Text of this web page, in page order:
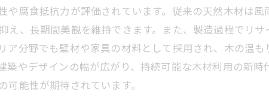
や腐食抵抗力が評価されています。従来の天然木材は
え、長期間美観を維持できます。また、製造過程でリ
ア分野でも壁材や家具の材料として採用され、木の温
やデザインの幅が広がり、持続可能な木材利用の新
能性が期待されています。